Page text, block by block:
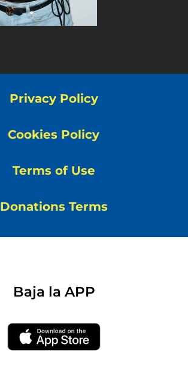
Privacy Policy
Cookies Policy
Terms of Use
Donations Terms
Baja la APP